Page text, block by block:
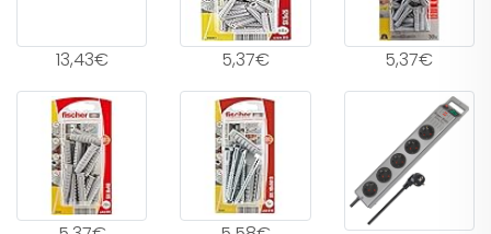
13,43€ 5,37€ 5,37€